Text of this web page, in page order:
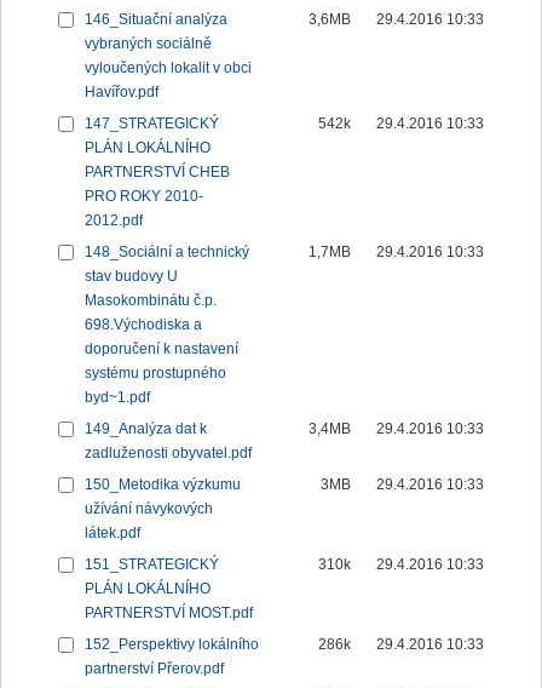
146_Situační analýza
vybraných sociálně
vyloučených lokalit v obci
Havířov.pdf
3,6MB 29.4.2016 10:33
147_STRATEGICKÝ
PLÁN LOKÁLNÍHO
PARTNERSTVÍ CHEB
PRO ROKY 2010-
2012.pdf
542k 29.4.2016 10:33
148_Sociální a technický
stav budovy U
Masokombinátu č.p.
698.Východiska a
doporučení k nastavení
systému prostupného
byd~1.pdf
1,7MB 29.4.2016 10:33
149_Analýza dat k
zadluženosti obyvatel.pdf
3,4MB 29.4.2016 10:33
150_Metodika výzkumu
užívání návykových
látek.pdf
3MB 29.4.2016 10:33
151_STRATEGICKÝ
PLÁN LOKÁLNÍHO
PARTNERSTVÍ MOST.pdf
310k 29.4.2016 10:33
152_Perspektivy lokálního
partnerství Přerov.pdf
286k 29.4.2016 10:33